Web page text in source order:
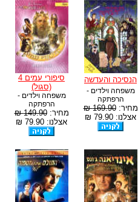
הנסיכה והעדשה
משפחה וילדים -
הרפתקה
מחיר:169.90 ₪
אצלנו: 79.90 ₪
סיפורי עמים 4
(סגול)
משפחה וילדים -
הרפתקה
מחיר:149.90 ₪
אצלנו: 79.90 ₪